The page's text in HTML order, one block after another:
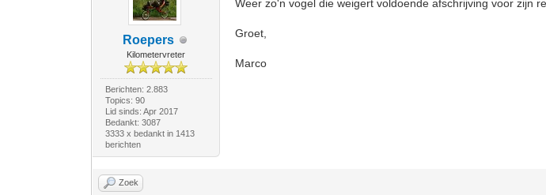
Roepers
Kilometervreter
Berichten: 2.883
Topics: 90
Lid sinds: Apr 2017
Bedankt: 3087
3333 x bedankt in 1413
berichten
Weer zo'n vogel die weigert voldoende afschrijving voor zijn
Groet,
Marco
Zoek